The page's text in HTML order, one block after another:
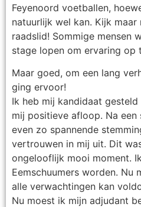
Feyenoord voetballen,
natuurlijk wel kan. Kijk maar
raadslid! Sommige mensen
stage lopen om ervaring op
Maar goed, om een lang
ging ervoor!
Ik heb mij kandidaat
mij positieve afloop. Na een
even zo spannende
vertrouwen in mij uit. Dit
ongelooflijk mooi moment.
Eemschuumers worden. Nu
alle verwachtingen kan
Nu moest ik mijn adjudant